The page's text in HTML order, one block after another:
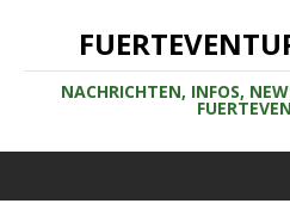
NACHRICHTEN, INFOS,